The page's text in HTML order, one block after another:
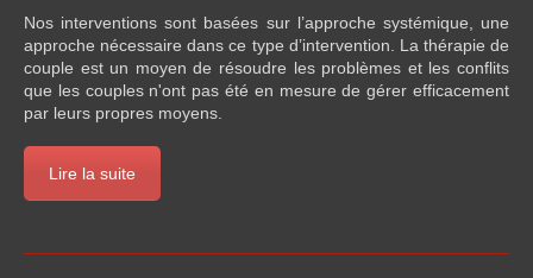
Nos interventions sont basées sur l’approche systémique, une
approche nécessaire dans ce type d’intervention. La thérapie de
couple est un moyen de résoudre les problèmes et les conflits
que les couples n'ont pas été en mesure de gérer efficacement
par leurs propres moyens.
Lire la suite